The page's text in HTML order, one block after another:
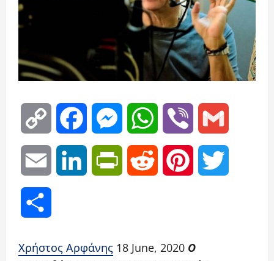
Copy
Link
Facebook MessengerWhatsAppViber
Email LinkedIn PrintFriendly
Reddit Pinterest
Χρήστος Αρφάνης 18 June, 2020 Ο